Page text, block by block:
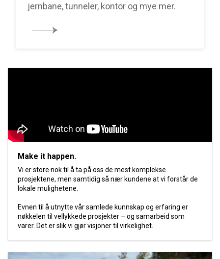
jernbane, tunneler, kontor og mye mer.
Make it happen.
Vi er store nok til å ta på oss de mest komplekse
prosjektene, men samtidig så nær kundene at vi forstår de
lokale mulighetene.
Evnen til å utnytte vår samlede kunnskap og erfaring er
nøkkelen til vellykkede prosjekter – og samarbeid som
varer. Det er slik vi gjør visjoner til virkelighet.